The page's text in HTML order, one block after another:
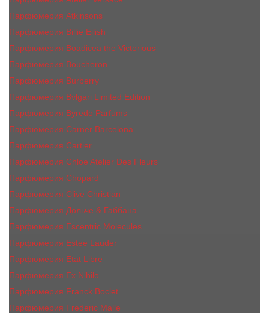
Парфюмерия Atkinsons
Парфюмерия Billie Eilish
Парфюмерия Boadicea the Victorious
Парфюмерия Boucheron
Парфюмерия Burberry
Парфюмерия Bvlgari Limited Edition
Парфюмерия Byredo Parfums
Парфюмерия Carner Barcelona
Парфюмерия Cartier
Парфюмерия Chloe Atelier Des Fleurs
Парфюмерия Сhopard
Парфюмерия Clive Christian
Парфюмерия Дольче & Габбана
Парфюмерия Escentric Molecules
Парфюмерия Estee Lаudеr
Парфюмерия Etat Libre
Парфюмерия Ex Nihilo
Парфюмерия Franck Boclet
Парфюмерия Frеderic Mаlle